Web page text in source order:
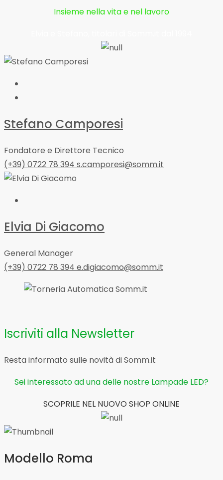
Insieme nella vita e nel lavoro
Stefano Camporesi
Fondatore e Direttore Tecnico
(+39) 0722 78 394 s.camporesi@somm.it
Elvia Di Giacomo
General Manager
(+39) 0722 78 394 e.digiacomo@somm.it
Iscriviti alla Newsletter
Resta informato sulle novità di Somm.it
Sei interessato ad una delle nostre Lampade LED?
SCOPRILE NEL NUOVO SHOP ONLINE
Modello Roma